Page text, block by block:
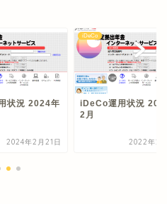
状況 2024年
2024年2月21日
iDeCo
iDeCo運用状況
2月
2022年2